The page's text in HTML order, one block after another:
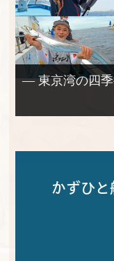
— 東京湾の四季
かずひ